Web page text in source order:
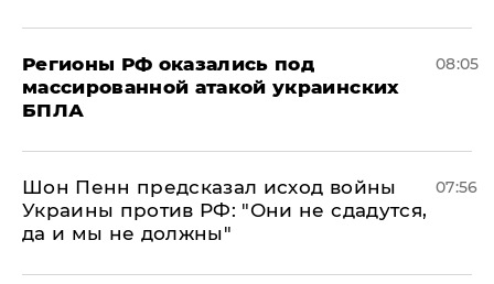
Регионы РФ оказались под
массированной атакой украинских
БПЛА
08:05
Шон Пенн предсказал исход войны
Украины против РФ: "Они не сдадутся,
да и мы не должны"
07:56